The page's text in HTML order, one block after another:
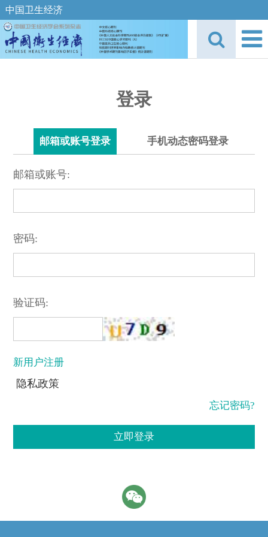
中国卫生经济
登录
邮箱或账号登录 手机动态密码登录
邮箱或账号:
密码:
验证码:
新用户注册
隐私政策
忘记密码?
立即登录